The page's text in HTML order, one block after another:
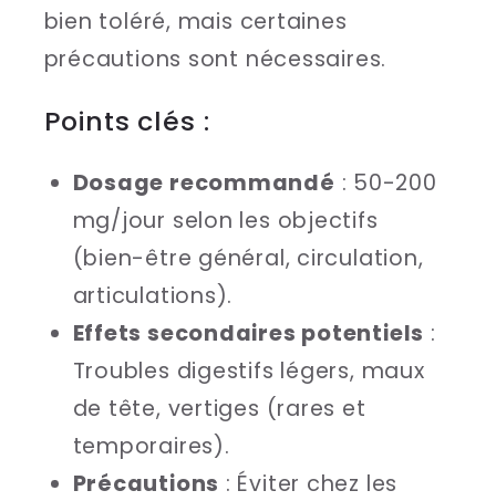
bien toléré, mais certaines
précautions sont nécessaires.
Points clés :
Dosage recommandé : 50-200
mg/jour selon les objectifs
(bien-être général, circulation,
articulations).
Effets secondaires potentiels :
Troubles digestifs légers, maux
de tête, vertiges (rares et
temporaires).
Précautions : Éviter chez les